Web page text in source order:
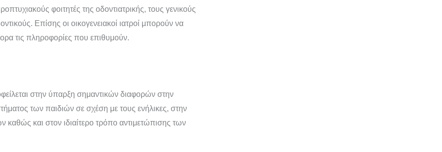
φοιτητές της οδοντιατρικής, τους γενικούς
Επίσης οι οικογενειακοί ιατροί μπορούν να
τις πληροφορίες που επιθυμούν.
στην ύπαρξη σημαντικών διαφορών στην
των παιδιών σε σχέση με τους ενήλικες, στην
καθώς και στον ιδιαίτερο τρόπο αντιμετώπισης των